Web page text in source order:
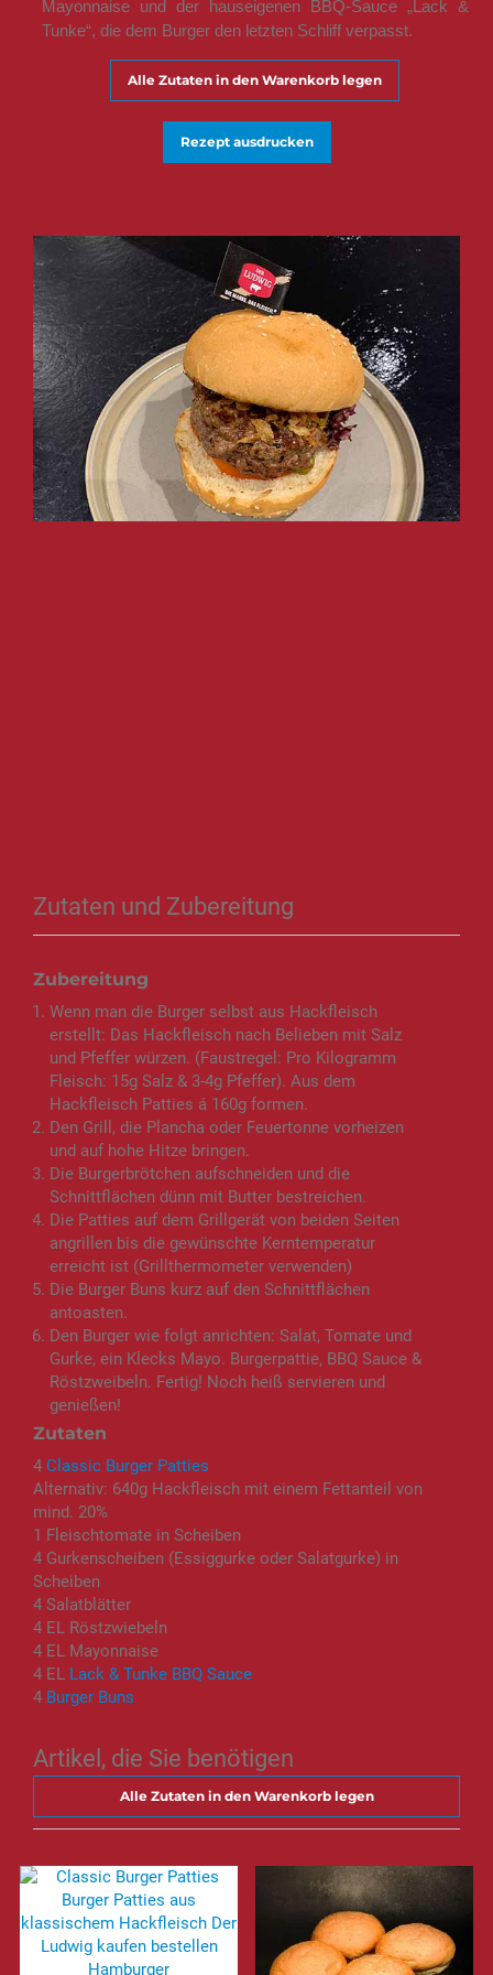
Mayonnaise und der hauseigenen BBQ-Sauce „Lack &
Tunke“, die dem Burger den letzten Schliff verpasst.
Alle Zutaten in den Warenkorb legen
Rezept ausdrucken
Zutaten und Zubereitung
Zutaten
4 Classic Burger Patties
Alternativ: 640g Hackfleisch mit einem Fettanteil von
mind. 20%
1 Fleischtomate in Scheiben
4 Gurkenscheiben (Essiggurke oder Salatgurke) in
Scheiben
4 Salatblätter
4 EL Röstzwiebeln
4 EL Mayonnaise
4 EL Lack & Tunke BBQ Sauce
4 Burger Buns
Zubereitung
Wenn man die Burger selbst aus Hackfleisch
erstellt: Das Hackfleisch nach Belieben mit Salz
und Pfeffer würzen. (Faustregel: Pro Kilogramm
Fleisch: 15g Salz & 3-4g Pfeffer). Aus dem
Hackfleisch Patties á 160g formen.
Den Grill, die Plancha oder Feuertonne vorheizen
und auf hohe Hitze bringen.
Die Burgerbrötchen aufschneiden und die
Schnittflächen dünn mit Butter bestreichen.
Die Patties auf dem Grillgerät von beiden Seiten
angrillen bis die gewünschte Kerntemperatur
erreicht ist (Grillthermometer verwenden)
Die Burger Buns kurz auf den Schnittflächen
antoasten.
Den Burger wie folgt anrichten: Salat, Tomate und
Gurke, ein Klecks Mayo. Burgerpattie, BBQ Sauce &
Röstzweibeln. Fertig! Noch heiß servieren und
genießen!
Artikel, die Sie benötigen
Alle Zutaten in den Warenkorb legen